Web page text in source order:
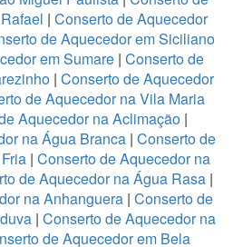
| Conserto de Aquecedor
de Aquecedor em Siciliano
em Sumare | Conserto de
| Conserto de Aquecedor
de Aquecedor na Vila Maria
Aquecedor na Aclimação |
na Água Branca| Conserto de
| Conserto de Aquecedor na
de Aquecedor na Água Rasa |
na Anhanguera | Conserto de
| Conserto de Aquecedor na
de Aquecedor em Bela